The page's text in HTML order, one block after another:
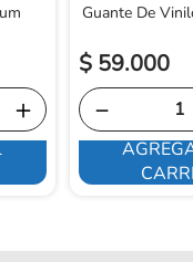
＋
Guante De
$ 59.000
－